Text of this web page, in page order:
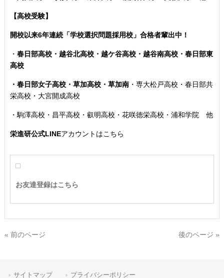
【高校受験】
開校以来6年連続「学校選択問題採用校」合格者輩出中！
・ 春日部高校・越谷北高校・越ケ谷高校・越谷南高校・春日部東
高校
・春日部女子高校・草加高校・草加南・専大松戸高校 ・春日部共
栄高校・大宮開成高校
・駒澤高校・昌平高校・叡明高校・花咲徳栄高校・浦和学院 他
栄進研公式LINEアカウントはこちら
お友達登録はこちら
« 前のページ 後のページ »
サイトマップ プライバシーポリシー